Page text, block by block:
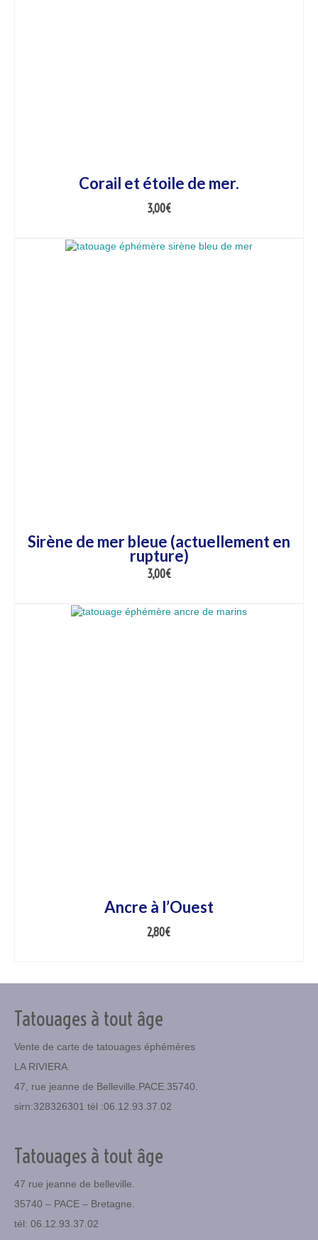
Corail et étoile de mer.
3,00€
Sirène de mer bleue (actuellement en
rupture)
3,00€
Ancre à l’Ouest
2,80€
Tatouages à tout âge
Vente de carte de tatouages éphémères
LA RIVIERA.
47, rue jeanne de Belleville.PACE.35740.
sirn:328326301 tèl :06.12.93.37.02
Tatouages à tout âge
47 rue jeanne de belleville.
35740 – PACE – Bretagne.
tél: 06.12.93.37.02